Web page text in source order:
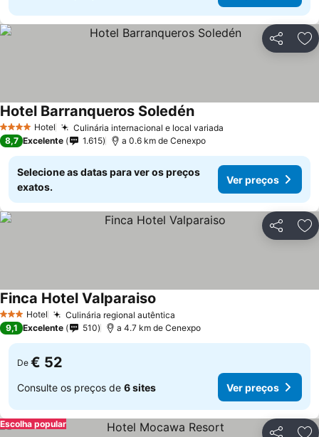
Partilhar
4 EstrelasHotel Culinária internacional e local variada
Hotel Barranqueros SoledénVer preços
8,7 Excelente 1.615 a 0.6 km de Cenexpo
Selecione as datas para ver os preços
exatos.
Ver preços
Partilhar
3 EstrelasHotel Culinária regional autêntica
Finca Hotel Valparaiso
9,1 Excelente 510 a 4.7 km de Cenexpo
De € 52
Consulte os preços de 6 sites Ver preços
Escolha popular